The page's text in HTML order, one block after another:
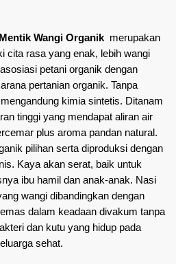
Wangi Organikmerupakan
cita rasa yang enak, lebih wangi
petani organik dengan
pertanian organik. Tanpa
kimia sintetis. Ditanam
tinggi yang mendapat aliran air
plus aroma pandan natural.
pilihan serta diproduksi dengan
Kaya akan serat, baik untuk
ibu hamil dan anak-anak. Nasi
wangi dibandingkan dengan
dalam keadaan divakum tanpa
dan kutu yang hidup pada
sehat.